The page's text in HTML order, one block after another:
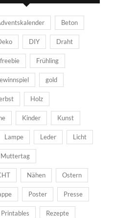
Beton
DIY Draht
freebie Frühling
gold
Holz
Kinder Kunst
Lampe Leder Licht
Muttertag
Nähen Ostern
Poster Presse
Printables Rezepte